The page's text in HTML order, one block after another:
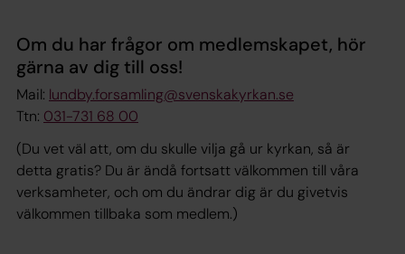
Om du har frågor om medlemskapet, hör
gärna av dig till oss!
Mail: lundby.forsamling@svenskakyrkan.se
Ttn: 031-731 68 00
(Du vet väl att, om du skulle vilja gå ur kyrkan, så är
detta gratis? Du är ändå fortsatt välkommen till våra
verksamheter, och om du ändrar dig är du givetvis
välkommen tillbaka som medlem.)